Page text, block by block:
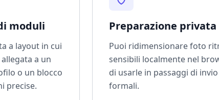
moduli
a layout in cui
a un
o un blocco
precise.
Preparazione privata
Puoi ridimensionare foto
sensibili localmente nel
di usarle in passaggi di
formali.